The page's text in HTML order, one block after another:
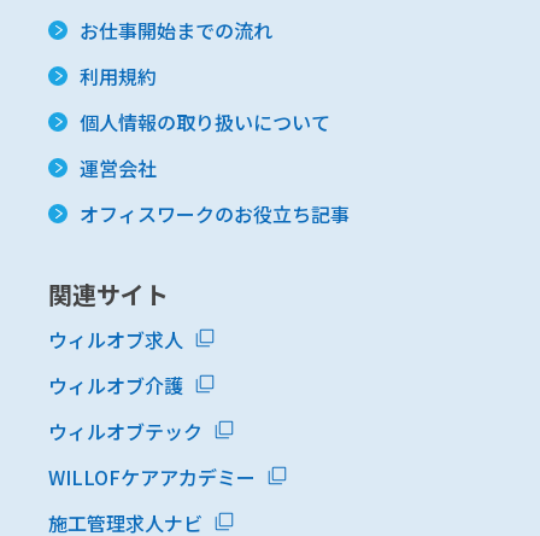
お仕事開始までの流れ
利用規約
個人情報の取り扱いについて
運営会社
オフィスワークのお役立ち記事
関連サイト
ウィルオブ求人
ウィルオブ介護
ウィルオブテック
WILLOFケアアカデミー
施工管理求人ナビ